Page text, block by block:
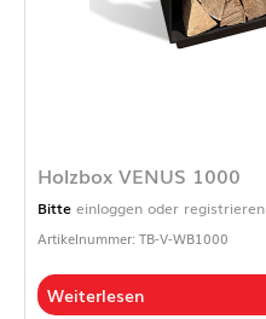
Holzbox VENUS 1000
Bitte einloggen oder registrieren
Artikelnummer: TB-V-WB1000
Weiterlesen